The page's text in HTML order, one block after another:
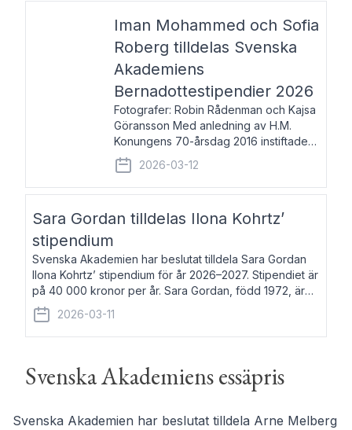
Iman Mohammed och Sofia
Roberg tilldelas Svenska
Akademiens
Bernadottestipendier 2026
Fotografer: Robin Rådenman och Kajsa
Göransson Med anledning av H.M.
Konungens 70-årsdag 2016 instiftade
fem av de kungliga akademierna det så
kallade Bernadotteprogrammet med
syfte att genom stipendier erbjuda stöd
2026-03-12
Sara Gordan tilldelas Ilona Kohrtz’
stipendium
Svenska Akademien har beslutat tilldela Sara Gordan
Ilona Kohrtz’ stipendium för år 2026–2027. Stipendiet är
på 40 000 kronor per år. Sara Gordan, född 1972, är
författare och översättare. Hon debuterade 2006 med
det prosalyriska verket En
2026-03-11
Svenska Akademiens essäpris
Svenska Akademien har beslutat tilldela Arne Melberg